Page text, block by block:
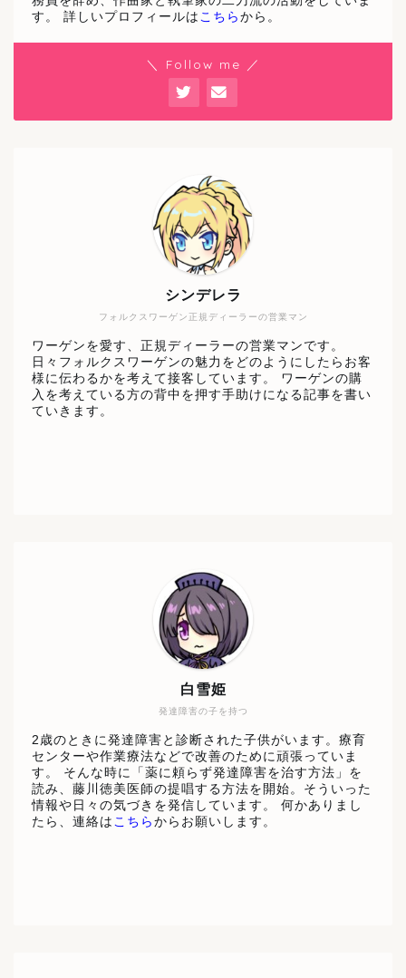
す。 詳しいプロフィールは こちら から。
＼ Follow me ／
フォルクスワーゲン正規ディーラーの営業マン
シンデレラ
ワーゲンを愛す、正規ディーラーの営業マンです。
日々フォルクスワーゲンの魅力をどのようにしたらお客
様に伝わるかを考えて接客しています。 ワーゲンの購
入を考えている方の背中を押す手助けになる記事を書い
ていきます。
発達障害の子を持つ
白雪姫
2歳のときに発達障害と診断された子供がいます。療育
センターや作業療法などで改善のために頑張っていま
す。 そんな時に「薬に頼らず発達障害を治す方法」を
読み、藤川徳美医師の提唱する方法を開始。そういった
情報や日々の気づきを発信しています。 何かありまし
たら、連絡は こちら からお願いします。